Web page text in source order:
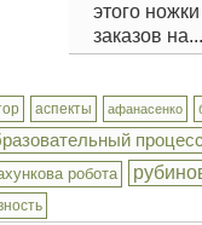
этого
заказов на...
аспекты афанасенко
робота